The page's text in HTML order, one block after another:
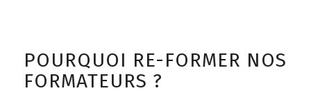
POURQUOI RE-FORMER NOS
FORMATEURS ?